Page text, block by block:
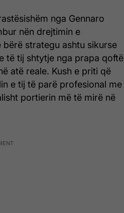
nga Gennaro
nën drejtimin e
bërë strategu ashtu sikurse
të tij shtytje nga prapa qoftë
atë reale. Kush e priti që
e tij të parë profesional me
portierin më të mirë në